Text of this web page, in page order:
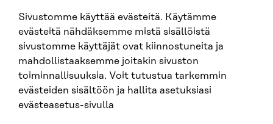
Sivustomme käyttää evästeitä. Käytämme
evästeitä nähdäksemme mistä sisällöistä
sivustomme käyttäjät ovat kiinnostuneita ja
mahdollistaaksemme joitakin sivuston
toiminnallisuuksia. Voit tutustua tarkemmin
evästeiden sisältöön ja hallita asetuksiasi
evästeasetus-sivulla
SITRA SOSIAALISESSA MEDIASSA
LinkedIn
Instagram
YouTube